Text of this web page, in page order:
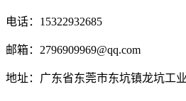
电话：15322932685
邮箱：2796909969@qq.com
地址：广东省东莞市东坑镇龙坑工